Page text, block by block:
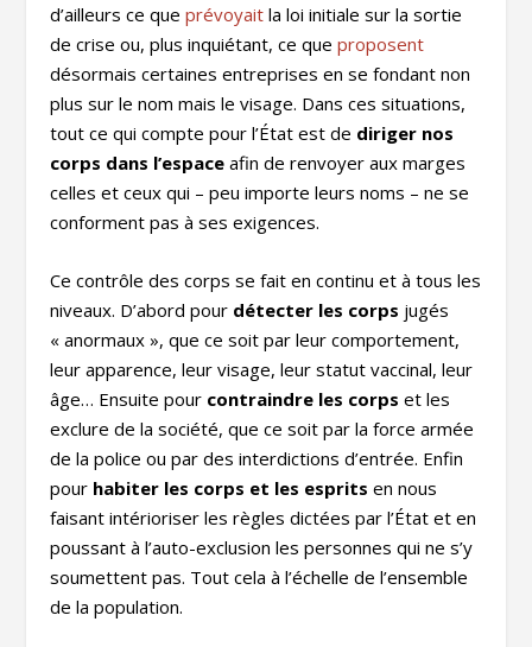
d’ailleurs ce queprévoyait la loi initiale sur la sortie
de crise ou, plus inquiétant, ce queproposent
désormais certaines entreprises en se fondant non
plus sur le nom mais le visage. Dans ces situations,
tout ce qui compte pour l’État est de diriger nos
corps dans l’espace afin de renvoyer aux marges
celles et ceux qui – peu importe leurs noms – ne se
conforment pas à ses exigences.
Ce contrôle des corps se fait en continu et à tous les
niveaux. D’abord pour détecter les corps jugés
« anormaux », que ce soit par leur comportement,
leur apparence, leur visage, leur statut vaccinal, leur
âge… Ensuite pour contraindre les corps et les
exclure de la société, que ce soit par la force armée
de la police ou par des interdictions d’entrée. Enfin
pour habiter les corps et les esprits en nous
faisant intérioriser les règles dictées par l’État et en
poussant à l’auto-exclusion les personnes qui ne s’y
soumettent pas. Tout cela à l’échelle de l’ensemble
de la population.